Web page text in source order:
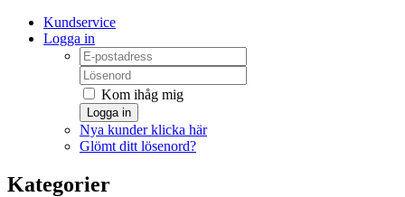
Kundservice
Logga in
Kom ihåg mig
Logga in
Nya kunder klicka här
Glömt ditt lösenord?
Kategorier